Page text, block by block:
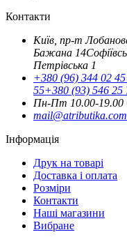
Контакти
Київ, пр-т
Бажана 14
Петрівська 1
+380 (96) 344 02 45
55+380 (93) 546 25
Пн-Пт 10.00-19.00
Інформація
Друк на товарі
Доставка і оплата
Розміри
Контакти
Наші магазини
Вибране